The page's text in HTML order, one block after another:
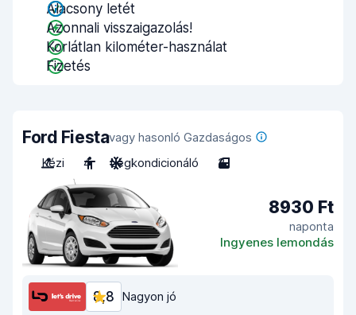
Alacsony letét
Azonnali visszaigazolás!
Korlátlan kilométer-használat
Fizetés
Ford Fiestavagy hasonló Gazdaságos
Kézi
4 Légkondicionáló 3
8930 Ft
naponta
Ingyenes lemondás
8,8 Nagyon jó